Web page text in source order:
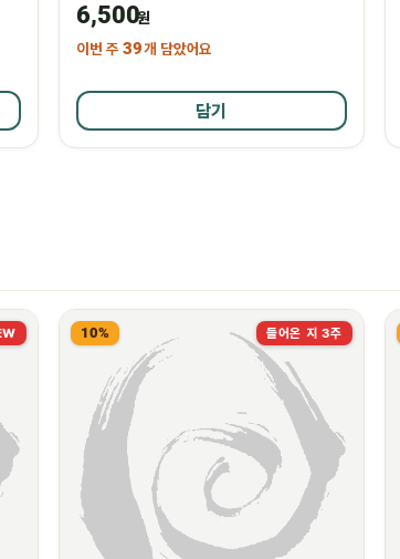
6,500원
이번 주 39개 담았어요
담기
들어온 지 3주
10%